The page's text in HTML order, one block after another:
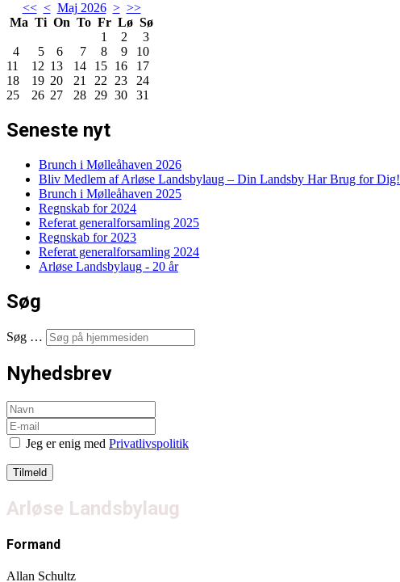
<< < Maj 2026 > >>
Ma Ti On To Fr Lø Sø
1
2
3
4
5 6 7 8 9
10
11
12 13 14 15 16
17
18
19 20 21 22 23
24
25
26 27 28 29 30 31
Seneste nyt
Brunch i Mølleåhaven 2026
Bliv Medlem af Arløse Landsbylaug – Din Landsby Har Brug for Dig!
Brunch i Mølleåhaven 2025
Regnskab for 2024
Referat generalforsamling 2025
Regnskab for 2023
Referat generalforsamling 2024
Arløse Landsbylaug - 20 år
Søg
Søg …
Nyhedsbrev
Jeg er enig med Privatlivspolitik
Arløse Landsbylaug
Formand
Allan Schultz